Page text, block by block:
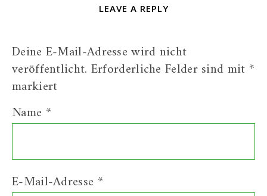
LEAVE A REPLY
Deine E-Mail-Adresse wird nicht
veröffentlicht. Erforderliche Felder sind mit*
markiert
Name *
E-Mail-Adresse *